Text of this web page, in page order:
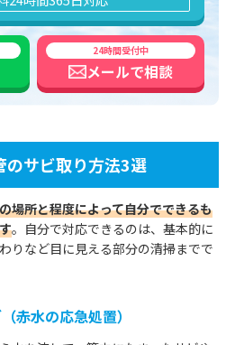
24時間受付中
メールで相談
のサビ取り方法3選
場所と程度によって自分でできるも
。自分で対応できるのは、基本的に
りなど目に見える部分の清掃までで
赤水の応急処置）